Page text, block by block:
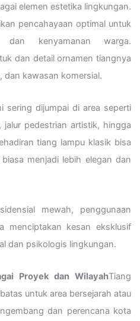
elemen estetika lingkungan.
pencahayaan optimal untuk
dan kenyamanan warga.
dan detail ornamen tiangnya
dan kawasan komersial.
sering dijumpai di area seperti
pedestrian artistik, hingga
tiang lampu klasik bisa
menjadi lebih elegan dan
mewah, penggunaan
menciptakan kesan eksklusif
dan psikologis lingkungan.
Proyek dan WilayahTiang
untuk area bersejarah atau
dan perencana kota